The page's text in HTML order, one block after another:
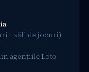
+ săli de jocuri)
agențiile Loto